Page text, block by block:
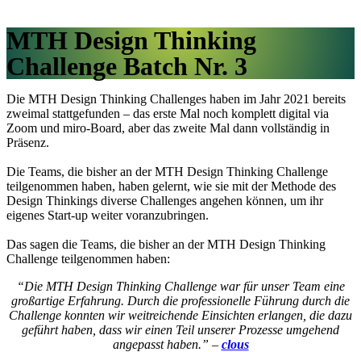
MTH Design Thinking
Challenge Batch Nr. 3
Die MTH Design Thinking Challenges haben im Jahr 2021 bereits
zweimal stattgefunden – das erste Mal noch komplett digital via
Zoom und miro-Board, aber das zweite Mal dann vollständig in
Präsenz.
Die Teams, die bisher an der MTH Design Thinking Challenge
teilgenommen haben, haben gelernt, wie sie mit der Methode des
Design Thinkings diverse Challenges angehen können, um ihr
eigenes Start-up weiter voranzubringen.
Das sagen die Teams, die bisher an der MTH Design Thinking
Challenge teilgenommen haben:
“Die MTH Design Thinking Challenge war für unser Team eine
großartige Erfahrung. Durch die professionelle Führung durch die
Challenge konnten wir weitreichende Einsichten erlangen, die dazu
geführt haben, dass wir einen Teil unserer Prozesse umgehend
angepasst haben.” – clous